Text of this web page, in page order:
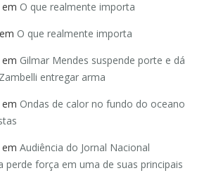
em O que realmente importa
em O que realmente importa
em Gilmar Mendes suspende porte e dá
entregar arma
em Ondas de calor no fundo do oceano
em Audiência do Jornal Nacional
perde força em uma de suas principais